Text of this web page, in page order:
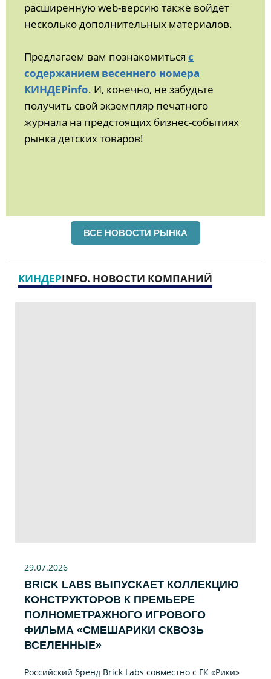
расширенную web-версию также войдет
несколько дополнительных материалов.
Предлагаем вам познакомиться с
содержанием весеннего номера
КИНДЕРinfo. И, конечно, не забудьте
получить свой экземпляр печатного
журнала на предстоящих бизнес-событиях
рынка детских товаров!
ВСЕ НОВОСТИ РЫНКА
КИНДЕРINFO. НОВОСТИ КОМПАНИЙ
29.07.2026
BRICK LABS ВЫПУСКАЕТ КОЛЛЕКЦИЮ
КОНСТРУКТОРОВ К ПРЕМЬЕРЕ
ПОЛНОМЕТРАЖНОГО ИГРОВОГО
ФИЛЬМА «CМЕШАРИКИ СКВОЗЬ
ВСЕЛЕННЫЕ»
Российский бренд Brick Labs совместно с ГК «Рики»